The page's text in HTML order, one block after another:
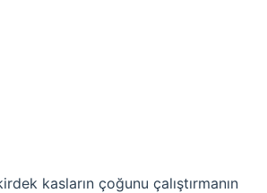
kasların çoğunu çalıştırmanın